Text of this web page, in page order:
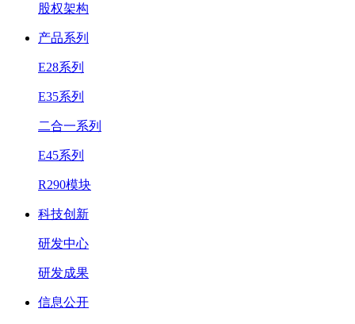
股权架构
产品系列
E28系列
E35系列
二合一系列
E45系列
R290模块
科技创新
研发中心
研发成果
信息公开